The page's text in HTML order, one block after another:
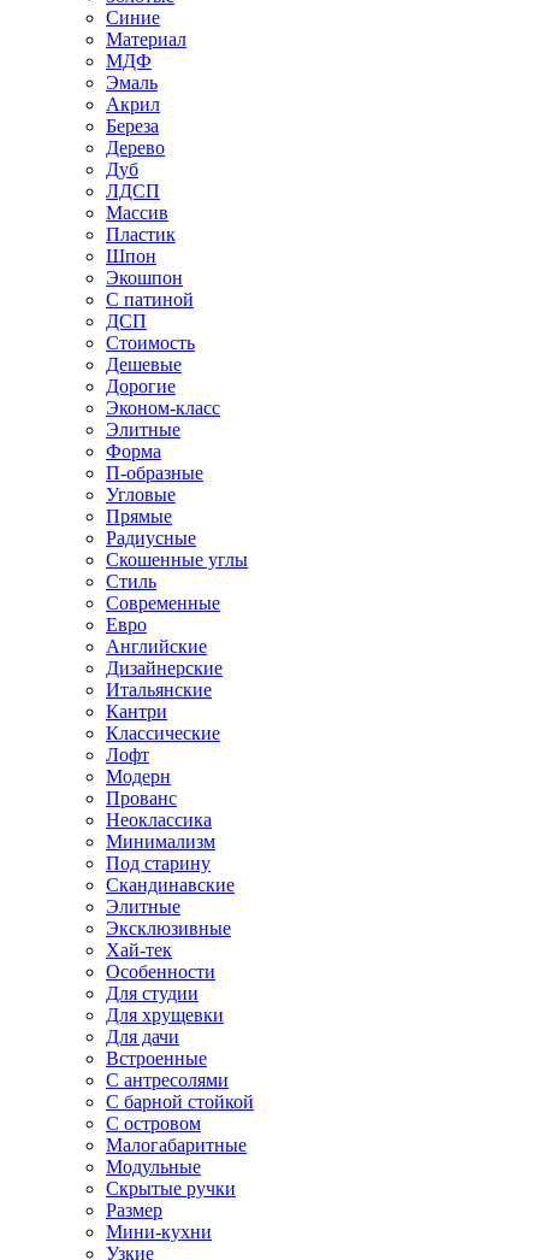
Синие
Материал
МДФ
Эмаль
Акрил
Береза
Дерево
Дуб
ЛДСП
Массив
Пластик
Шпон
Экошпон
С патиной
ДСП
Стоимость
Дешевые
Дорогие
Эконом-класс
Элитные
Форма
П-образные
Угловые
Прямые
Радиусные
Скошенные углы
Стиль
Современные
Евро
Английские
Дизайнерские
Итальянские
Кантри
Классические
Лофт
Модерн
Прованс
Неоклассика
Минимализм
Под старину
Скандинавские
Элитные
Эксклюзивные
Хай-тек
Особенности
Для студии
Для хрущевки
Для дачи
Встроенные
С антресолями
С барной стойкой
С островом
Малогабаритные
Модульные
Скрытые ручки
Размер
Мини-кухни
Узкие